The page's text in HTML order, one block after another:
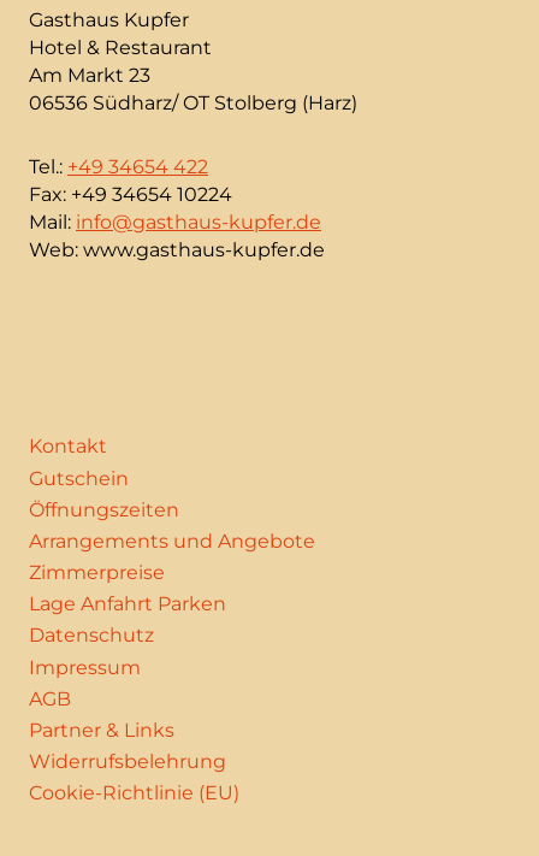
Gasthaus Kupfer
Hotel & Restaurant
Am Markt 23
06536 Südharz/ OT Stolberg (Harz)
Tel.: +49 34654 422
Fax: +49 34654 10224
Mail: info@gasthaus-kupfer.de
Web: www.gasthaus-kupfer.de
Kontakt
Gutschein
Öffnungszeiten
Arrangements und Angebote
Zimmerpreise
Lage Anfahrt Parken
Datenschutz
Impressum
AGB
Partner & Links
Widerrufsbelehrung
Cookie-Richtlinie (EU)